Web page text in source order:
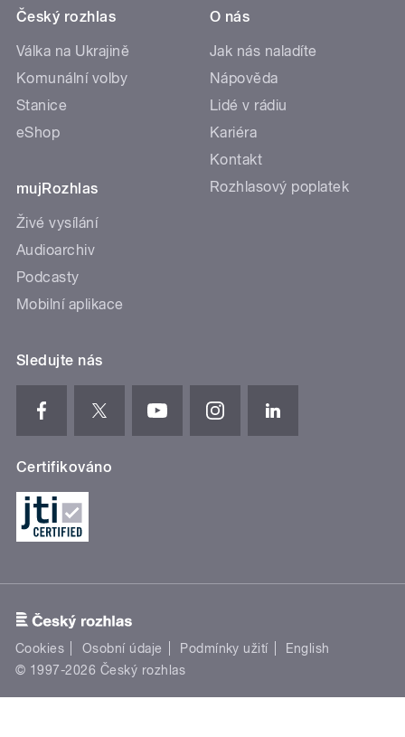
Český rozhlas
Válka na Ukrajině
Komunální volby
Stanice
eShop
mujRozhlas
Živé vysílání
Audioarchiv
Podcasty
Mobilní aplikace
O nás
Jak nás naladíte
Nápověda
Lidé v rádiu
Kariéra
Kontakt
Rozhlasový poplatek
Sledujte nás
Certifikováno
Cookies Osobní údaje Podmínky užití
English
© 1997-2026 Český rozhlas